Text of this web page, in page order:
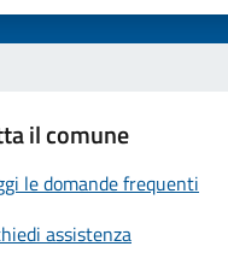
Valuta 5 stelle su 5
4 stelle su 5
3 stelle su 5
su 5
su 5
il comune
le domande frequenti
assistenza